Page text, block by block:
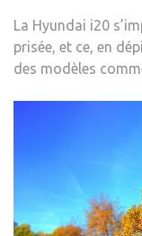
La Hyundai i20
prisée, et ce, en
des modèles